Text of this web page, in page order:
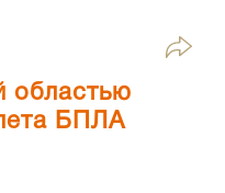
областью
БПЛА